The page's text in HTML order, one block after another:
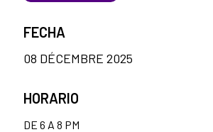
FECHA
08 DÉCEMBRE 2025
HORARIO
DE 6 A 8 PM